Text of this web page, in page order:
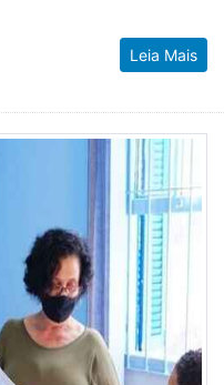
Leia Mais